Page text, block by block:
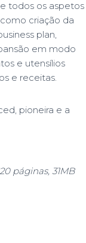
todos os aspetos
criação da
plan,
em modo
e utensílios
e receitas.
pioneira e a
páginas, 31MB